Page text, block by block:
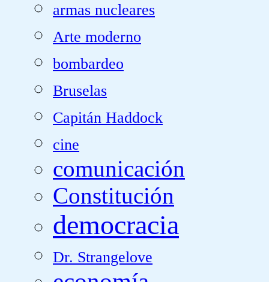
armas nucleares
Arte moderno
bombardeo
Bruselas
Capitán Haddock
cine
comunicación
Constitución
democracia
Dr. Strangelove